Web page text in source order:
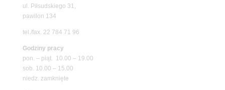
ul. Piłsudskiego 31,
pawilon 134
tel./fax. 22 784 71 96
Godziny pracy
pon. – piąt. 10.00 – 19.00
sob. 10.00 – 15.00
niedz. zamknięte